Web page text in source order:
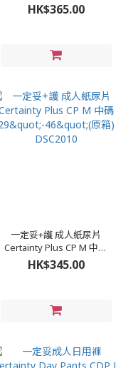
HK$365.00
一定妥+護 成人紙尿片
Certainty Plus CP M 中碼
29"-46"(原箱) DSC2010
HK$345.00